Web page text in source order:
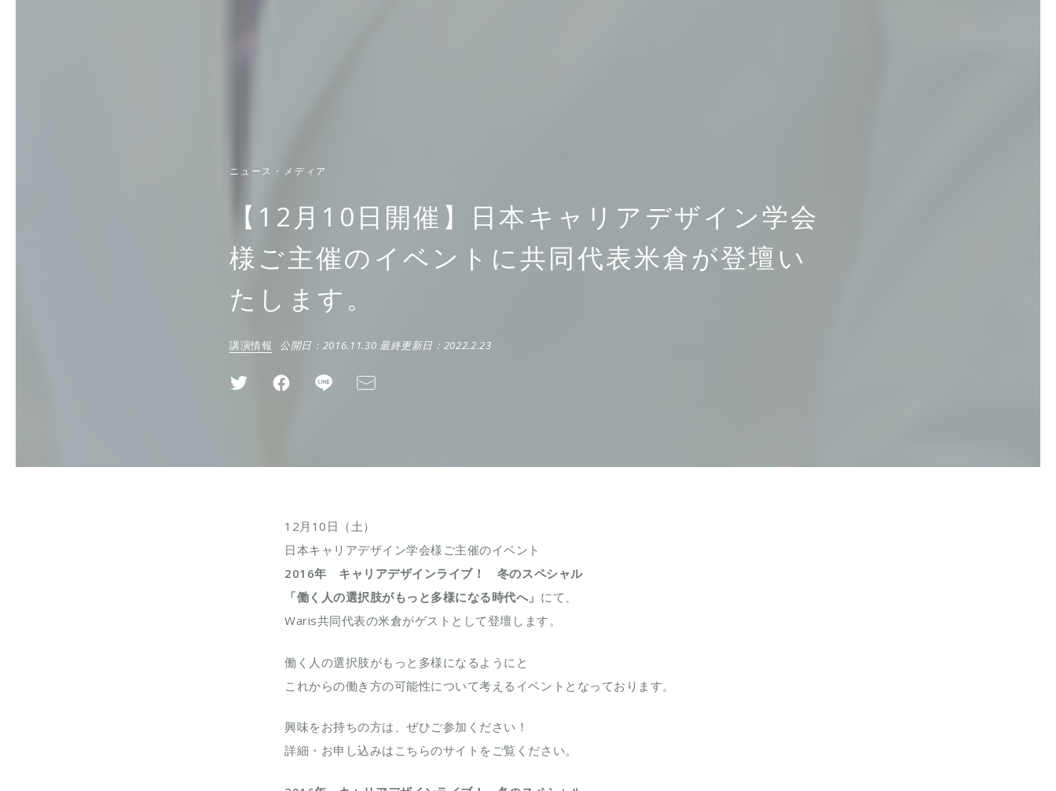
ニュース・メディア
【12月10日開催】日本キャリアデザイン学会
様ご主催のイベントに共同代表米倉が登壇い
たします。
講演情報 公開日： 2016.11.30 最終更新日： 2022.2.23
12月10日（土）
日本キャリアデザイン学会様ご主催のイベント
2016年 キャリアデザインライブ！ 冬のスペシャル
「働く人の選択肢がもっと多様になる時代へ」 にて、
Waris共同代表の米倉がゲストとして登壇します。
働く人の選択肢がもっと多様になるようにと
これからの働き方の可能性について考えるイベントとなっております。
興味をお持ちの方は、ぜひご参加ください！
詳細・お申し込みはこちらのサイトをご覧ください。